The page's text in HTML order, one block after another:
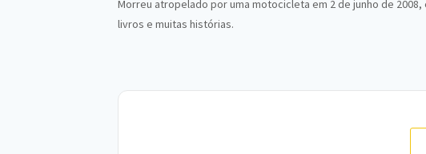
Morreu atropelado por uma motocicleta em 2 de junho de
livros e muitas histórias.